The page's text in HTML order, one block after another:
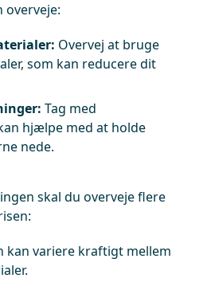
overveje:
Overvej at bruge
som kan reducere dit
Tag med
hjælpe med at holde
nede.
skal du overveje flere
kan variere kraftigt mellem